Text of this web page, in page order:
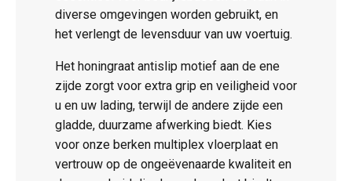
diverse omgevingen worden gebruikt, en
het verlengt de levensduur van uw voertuig.
Het honingraat antislip motief aan de ene
zijde zorgt voor extra grip en veiligheid voor
u en uw lading, terwijl de andere zijde een
gladde, duurzame afwerking biedt. Kies
voor onze berken multiplex vloerplaat en
vertrouw op de ongeëvenaarde kwaliteit en